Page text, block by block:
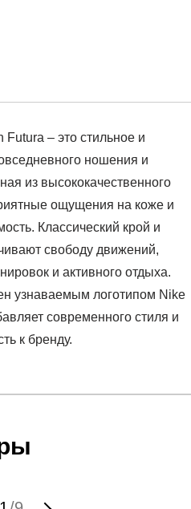
– это стильное и
ношения и
из высококачественного
ощущения на коже и
Классический крой и
свободу движений,
и активного отдыха.
узнаваемым логотипом Nike
современного стиля и
к бренду.
конце счета, который